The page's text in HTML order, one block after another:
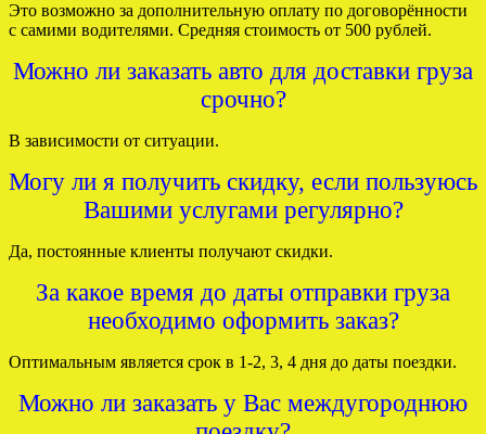
Это возможно за дополнительную оплату по договорённости
с самими водителями. Средняя стоимость от 500 рублей.
Можно ли заказать авто для доставки груза
срочно?
В зависимости от ситуации.
Могу ли я получить скидку, если пользуюсь
Вашими услугами регулярно?
Да, постоянные клиенты получают скидки.
За какое время до даты отправки груза
необходимо оформить заказ?
Оптимальным является срок в 1-2, 3, 4 дня до даты поездки.
Можно ли заказать у Вас междугороднюю